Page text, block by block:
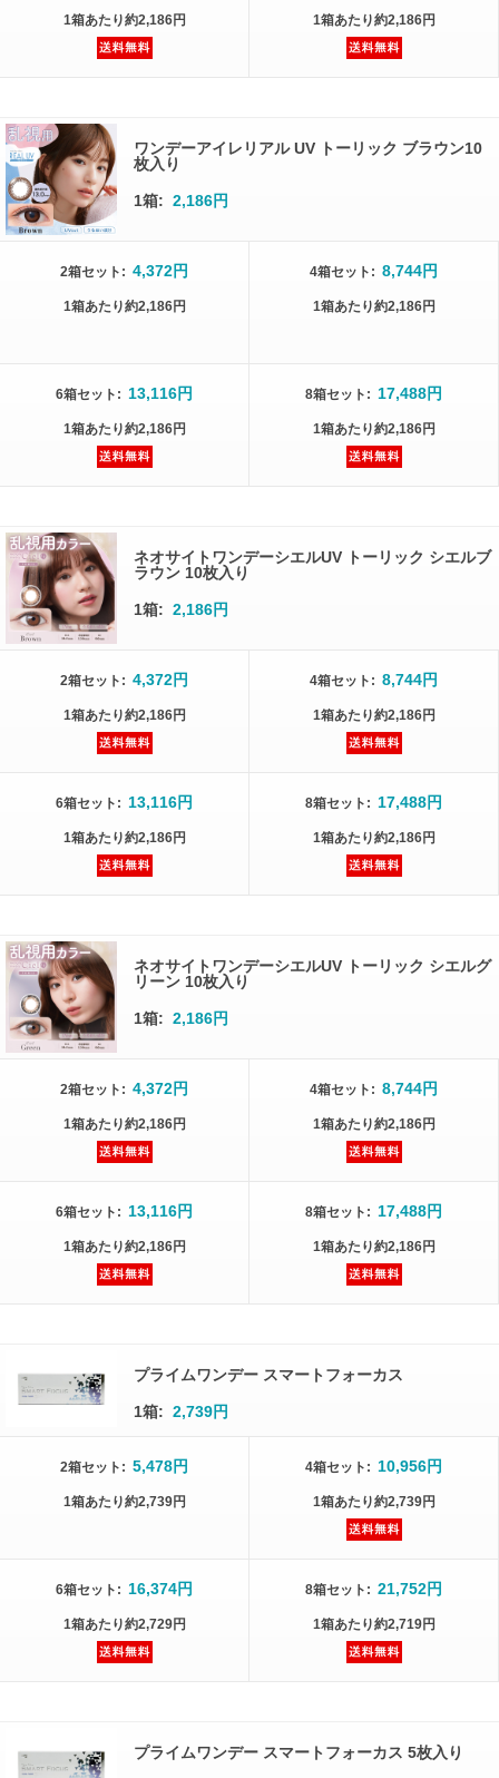
1箱あたり約2,186円 1箱あたり約2,186円
ワンデーアイレリアル UV トーリック ブラウン10
枚入り
1箱: 2,186円
2箱セット : 4,372円
1箱あたり約2,186円
4箱セット : 8,744円
1箱あたり約2,186円
6箱セット : 13,116円
1箱あたり約2,186円
8箱セット : 17,488円
1箱あたり約2,186円
ネオサイトワンデーシエルUV トーリック シエルブ
ラウン 10枚入り
1箱: 2,186円
2箱セット : 4,372円
1箱あたり約2,186円
4箱セット : 8,744円
1箱あたり約2,186円
6箱セット : 13,116円
1箱あたり約2,186円
8箱セット : 17,488円
1箱あたり約2,186円
ネオサイトワンデーシエルUV トーリック シエルグ
リーン 10枚入り
1箱: 2,186円
2箱セット : 4,372円
1箱あたり約2,186円
4箱セット : 8,744円
1箱あたり約2,186円
6箱セット : 13,116円
1箱あたり約2,186円
8箱セット : 17,488円
1箱あたり約2,186円
プライムワンデー スマートフォーカス
1箱: 2,739円
2箱セット : 5,478円
1箱あたり約2,739円
4箱セット : 10,956円
1箱あたり約2,739円
6箱セット : 16,374円
1箱あたり約2,729円
8箱セット : 21,752円
1箱あたり約2,719円
プライムワンデー スマートフォーカス 5枚入り